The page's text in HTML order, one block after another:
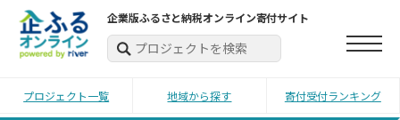
企業版ふるさと納税オンライン寄付サイト
プロジェクト一覧 地域から探す 寄付受付ランキング